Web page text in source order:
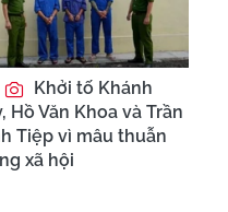
Khởi tố Khánh
Hồ Văn Khoa và Trần
Tiệp vì mâu thuẫn
xã hội